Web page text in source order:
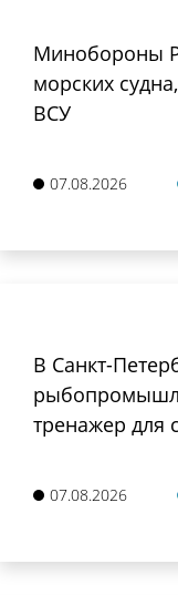
Минобороны
морских
ВСУ
07.08.2026
В Санкт-
тренажер для
07.08.2026